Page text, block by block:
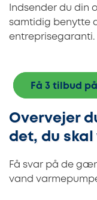
Indsender du din
samtidig benytte
entreprisegaranti.
Få 3 tilbud
Overvejer
det, du
Få svar på de
vand